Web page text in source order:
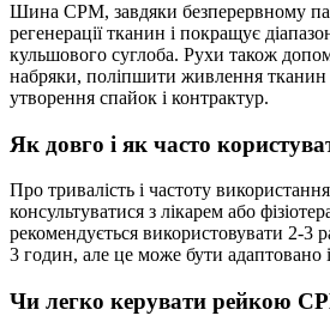
Шина CPM, завдяки безперервному
регенерації тканин і покращує
кульшового суглоба. Рухи також
набряки, поліпшити живлення тканин
утворення спайок і контрактур.
Як довго і як часто
Про тривалість і частоту
консультуватися з лікарем або
рекомендується використовувати 2-3
3 годин, але це може бути адаптовано
Чи легко керувати рейкою